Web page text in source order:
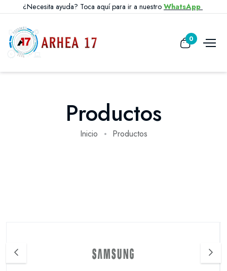
¿Necesita ayuda? Toca aquí para ir a nuestro WhatsApp
0
Productos
Inicio Productos